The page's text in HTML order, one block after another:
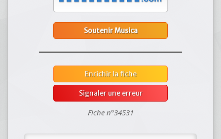
Soutenir Musica
Enrichir la fiche
Signaler une erreur
Fiche n°34531